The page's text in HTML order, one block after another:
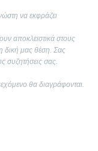
να εκφράζει
αποκλειστικά στους
δική μας θέση. Σας
συζητήσεις σας.
θα διαγράφονται.